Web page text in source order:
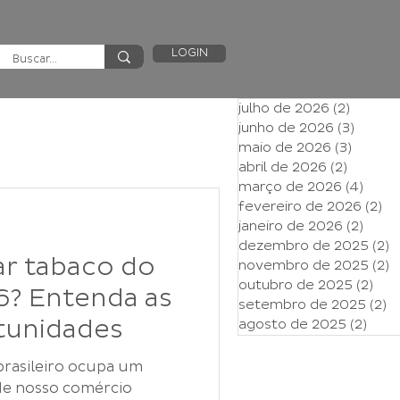
LOGIN
tabaco do
Entenda as
ocupa um
nosso comércio
julho de 2026 (2)
junho de 2026 (3)
maio de 2026 (3)
abril de 2026 (2)
março de 2026 (4)
fevereiro de 2026 (2)
janeiro de 2026 (2)
dezembro de 2025 (2)
novembro de 2025 (2)
outubro de 2025 (2)
setembro de 2025 (2)
agosto de 2025 (2)